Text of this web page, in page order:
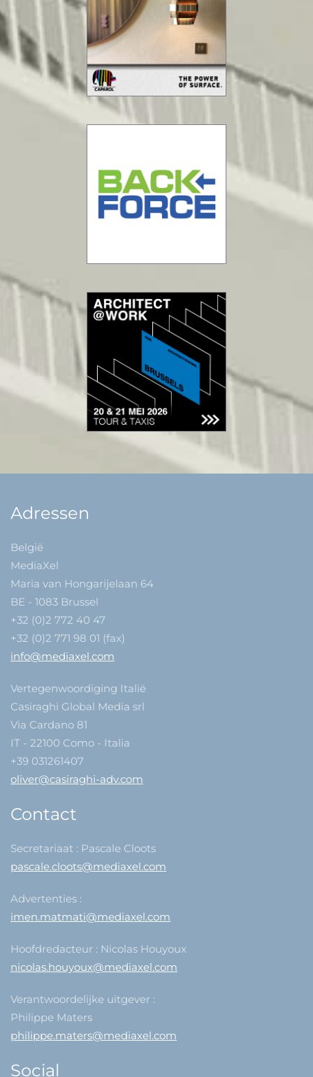
Adressen
België
MediaXel
Maria van Hongarijelaan 64
BE - 1083 Brussel
+32 (0)2 772 40 47
+32 (0)2 771 98 01 (fax)
info@mediaxel.com
Vertegenwoordiging Italië
Casiraghi Global Media srl
Via Cardano 81
IT - 22100 Como - Italia
+39 031261407
oliver@casiraghi-adv.com
Contact
Secretariaat : Pascale Cloots
pascale.cloots@mediaxel.com
Advertenties :
imen.matmati@mediaxel.com
Hoofdredacteur : Nicolas Houyoux
nicolas.houyoux@mediaxel.com
Verantwoordelijke uitgever :
Philippe Maters
philippe.maters@mediaxel.com
Social